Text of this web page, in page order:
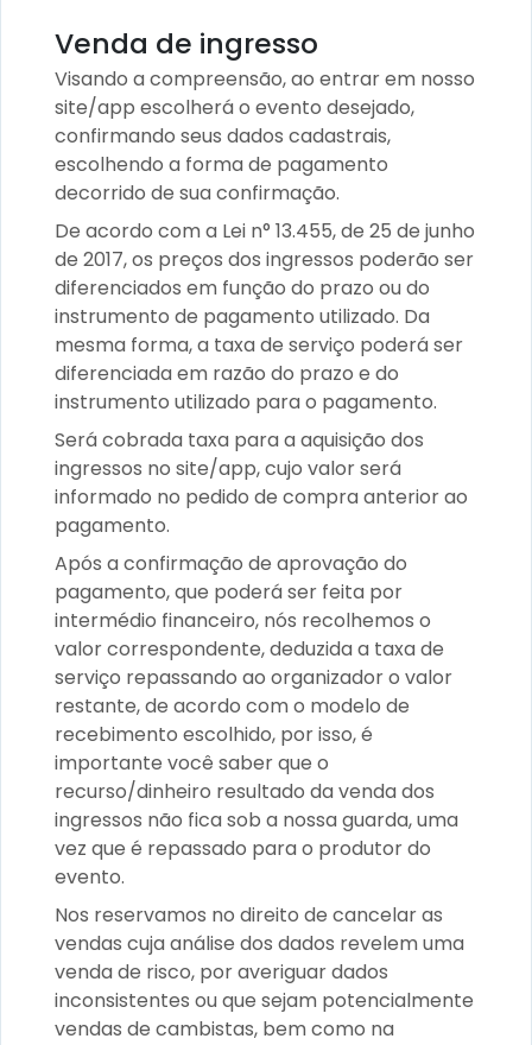
Venda de ingresso
Visando a compreensão, ao entrar em nosso
site/app escolherá o evento desejado,
confirmando seus dados cadastrais,
escolhendo a forma de pagamento
decorrido de sua confirmação.
De acordo com a Lei n° 13.455, de 25 de junho
de 2017, os preços dos ingressos poderão ser
diferenciados em função do prazo ou do
instrumento de pagamento utilizado. Da
mesma forma, a taxa de serviço poderá ser
diferenciada em razão do prazo e do
instrumento utilizado para o pagamento.
Será cobrada taxa para a aquisição dos
ingressos no site/app, cujo valor será
informado no pedido de compra anterior ao
pagamento.
Após a confirmação de aprovação do
pagamento, que poderá ser feita por
intermédio financeiro, nós recolhemos o
valor correspondente, deduzida a taxa de
serviço repassando ao organizador o valor
restante, de acordo com o modelo de
recebimento escolhido, por isso, é
importante você saber que o
recurso/dinheiro resultado da venda dos
ingressos não fica sob a nossa guarda, uma
vez que é repassado para o produtor do
evento.
Nos reservamos no direito de cancelar as
vendas cuja análise dos dados revelem uma
venda de risco, por averiguar dados
inconsistentes ou que sejam potencialmente
vendas de cambistas, bem como na